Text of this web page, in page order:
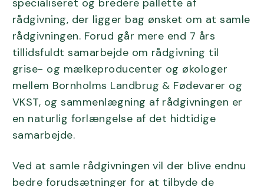
specialiseret og bredere pallette af
rådgivning, der ligger bag ønsket om at samle
rådgivningen. Forud går mere end 7 års
tillidsfuldt samarbejde om rådgivning til
grise- og mælkeproducenter og økologer
mellem Bornholms Landbrug & Fødevarer og
VKST, og sammenlægning af rådgivningen er
en naturlig forlængelse af det hidtidige
samarbejde.
Ved at samle rådgivningen vil der blive endnu
bedre forudsætninger for at tilbyde de